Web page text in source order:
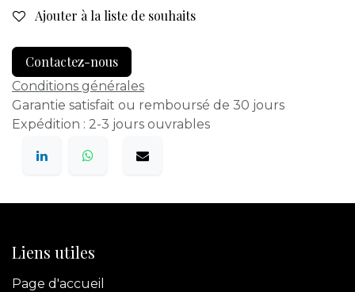
Ajouter à la liste de souhaits
Contactez-nous
Conditions générales
Garantie satisfait ou remboursé de 30 jours
Expédition : 2-3 jours ouvrables
Liens utiles
Page d'accueil